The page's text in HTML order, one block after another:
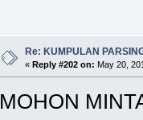
Re: KUMPULAN
« Reply #202 on: May 20,
MOHON